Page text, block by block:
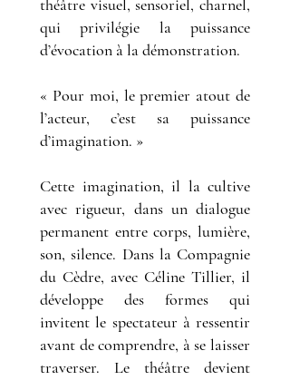
théâtre visuel, sensoriel, charnel,
qui privilégie la puissance
d’évocation à la démonstration.
« Pour moi, le premier atout de
l’acteur, c’est sa puissance
d’imagination. »
Cette imagination, il la cultive
avec rigueur, dans un dialogue
permanent entre corps, lumière,
son, silence. Dans la Compagnie
du Cèdre, avec Céline Tillier, il
développe des formes qui
invitent le spectateur à ressentir
avant de comprendre, à se laisser
traverser. Le théâtre devient